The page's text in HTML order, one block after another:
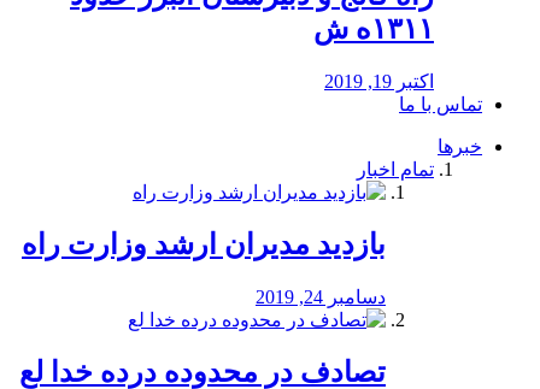
۱۳۱۱ه ش
اکتبر 19, 2019
تماس با ما
خبرها
تمام اخبار
بازدید مدیران ارشد وزارت راه
دسامبر 24, 2019
تصادف در محدوده درده خدا لع